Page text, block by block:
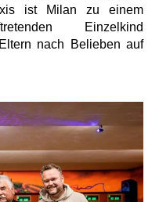
ist Milan zu einem
Einzelkind
nach Belieben auf